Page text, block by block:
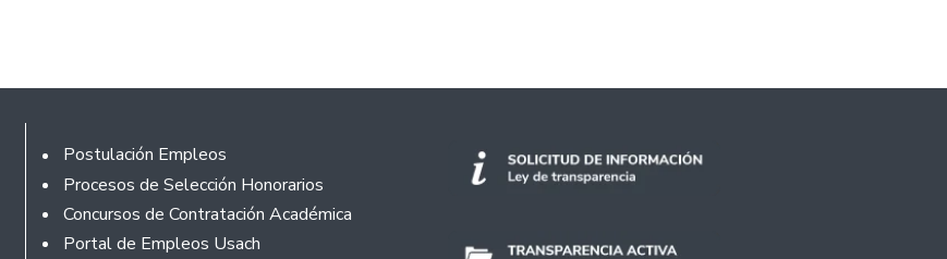
Footer
Postulación Empleos
Procesos de Selección Honorarios
Concursos de Contratación Académica
Portal de Empleos Usach